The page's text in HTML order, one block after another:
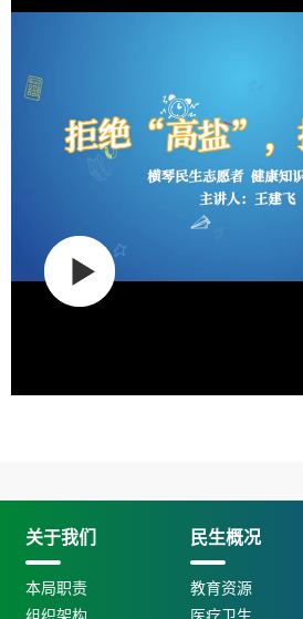
关于我们
本局职责
民生概况
教育资源